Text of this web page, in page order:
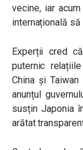
vecine, iar
internațională
Experții cred
puternic
China și
anunțul
susțin Japonia
arătat